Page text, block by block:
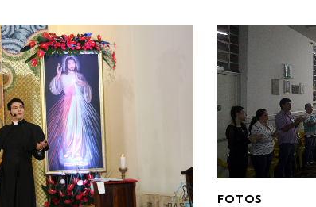
FOTOS